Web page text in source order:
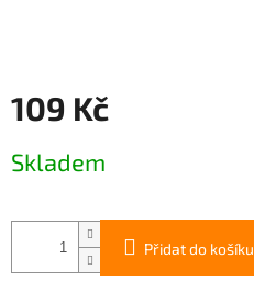
109 Kč
cena:
Skladem
Přidat do košíku